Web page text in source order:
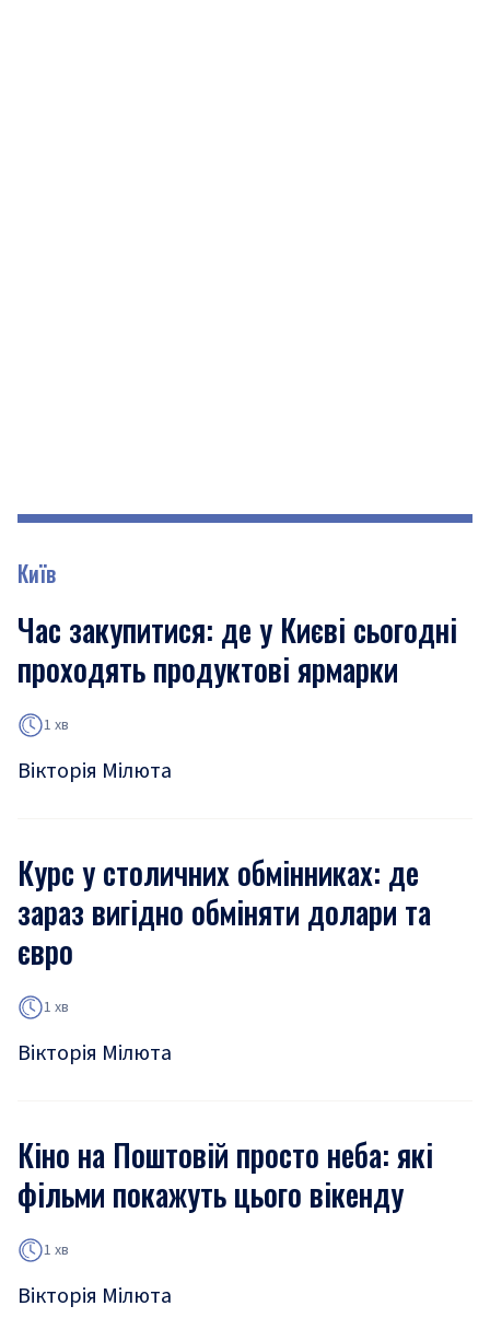
Київ
Час закупитися: де у Києві сьогодні
проходять продуктові ярмарки
1 хв
Вікторія Мілюта
Курс у столичних обмінниках: де
зараз вигідно обміняти долари та
євро
1 хв
Вікторія Мілюта
Кіно на Поштовій просто неба: які
фільми покажуть цього вікенду
1 хв
Вікторія Мілюта